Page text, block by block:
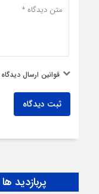
قوانین ارسال دیدگاه
ثبت دیدگاه
پربازدید ها